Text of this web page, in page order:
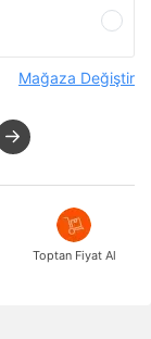
Mağaza Değiştir
Toptan Fiyat Al